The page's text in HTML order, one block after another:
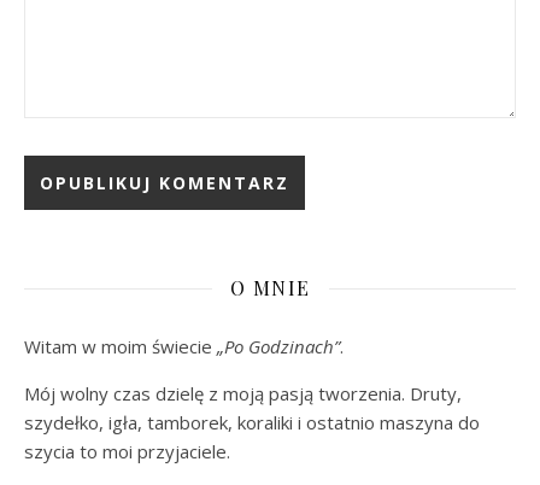
O MNIE
Witam w moim świecie „Po Godzinach”.
Mój wolny czas dzielę z moją pasją tworzenia. Druty,
szydełko, igła, tamborek, koraliki i ostatnio maszyna do
szycia to moi przyjaciele.